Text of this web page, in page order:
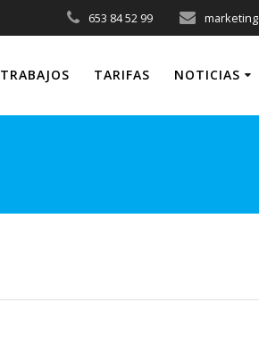
653 84 52 99
TRABAJOS TARIFAS NOTICIAS